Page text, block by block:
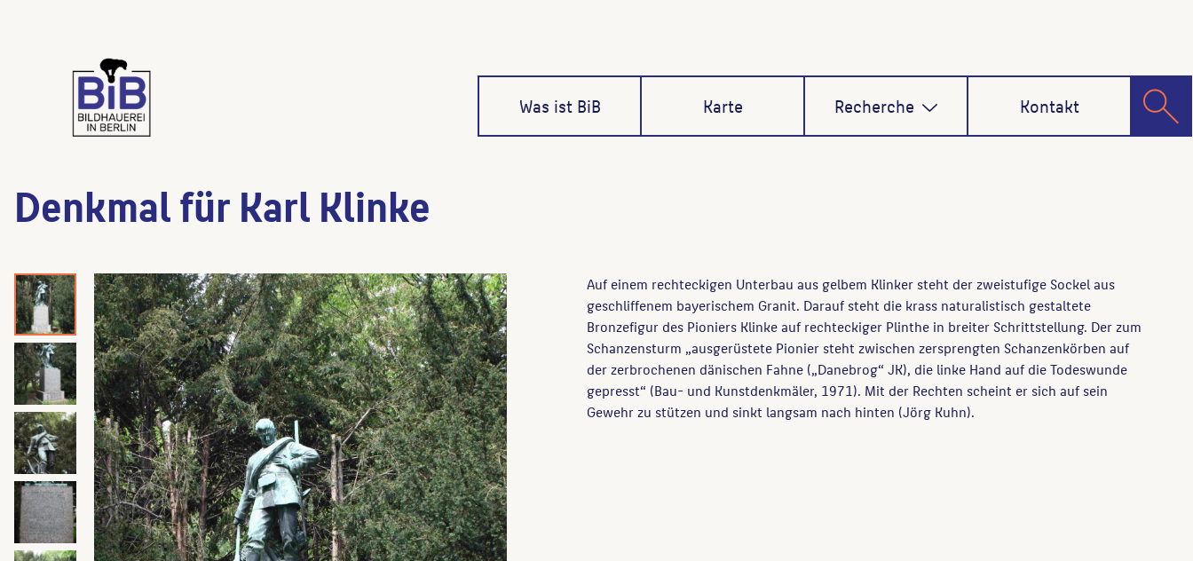
Was ist BiB Karte Recherche Kontakt
Denkmal für Karl Klinke
Auf einem rechteckigen Unterbau aus gelbem Klinker steht der zweistufige Sockel aus
geschliffenem bayerischem Granit. Darauf steht die krass naturalistisch gestaltete
Bronzefigur des Pioniers Klinke auf rechteckiger Plinthe in breiter Schrittstellung. Der zum
Schanzensturm „ausgerüstete Pionier steht zwischen zersprengten Schanzenkörben auf
der zerbrochenen dänischen Fahne („Danebrog“ JK), die linke Hand auf die Todeswunde
gepresst“ (Bau- und Kunstdenkmäler, 1971). Mit der Rechten scheint er sich auf sein
Gewehr zu stützen und sinkt langsam nach hinten (Jörg Kuhn).